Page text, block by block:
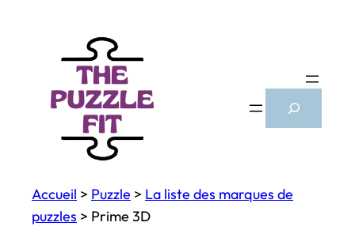
Search
Accueil > Puzzle > La liste des marques de
puzzles > Prime 3D